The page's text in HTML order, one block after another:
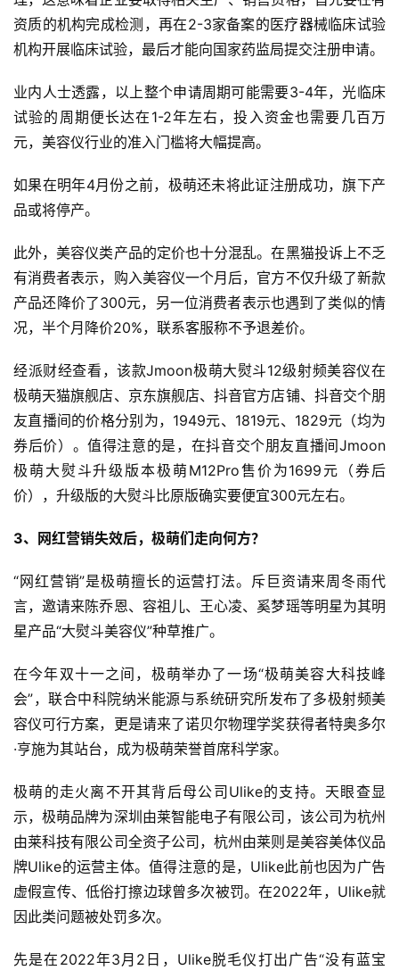
资质的机构完成检测，再在2-3家备案的医疗器械临床试验
机构开展临床试验，最后才能向国家药监局提交注册申请。
业内人士透露，以上整个申请周期可能需要3-4年，光临床
试验的周期便长达在1-2年左右，投入资金也需要几百万
元，美容仪行业的准入门槛将大幅提高。
如果在明年4月份之前，极萌还未将此证注册成功，旗下产
品或将停产。
此外，美容仪类产品的定价也十分混乱。在黑猫投诉上不乏
有消费者表示，购入美容仪一个月后，官方不仅升级了新款
产品还降价了300元，另一位消费者表示也遇到了类似的情
况，半个月降价20%，联系客服称不予退差价。
经派财经查看，该款Jmoon极萌大熨斗12级射频美容仪在
极萌天猫旗舰店、京东旗舰店、抖音官方店铺、抖音交个朋
友直播间的价格分别为，1949元、1819元、1829元（均为
券后价）。值得注意的是，在抖音交个朋友直播间Jmoon
极萌大熨斗升级版本极萌M12Pro售价为1699元（券后
价），升级版的大熨斗比原版确实要便宜300元左右。
3、网红营销失效后，极萌们走向何方？
“网红营销”是极萌擅长的运营打法。斥巨资请来周冬雨代
言，邀请来陈乔恩、容祖儿、王心凌、奚梦瑶等明星为其明
星产品“大熨斗美容仪”种草推广。
在今年双十一之间，极萌举办了一场“极萌美容大科技峰
会”，联合中科院纳米能源与系统研究所发布了多极射频美
容仪可行方案，更是请来了诺贝尔物理学奖获得者特奥多尔
·亨施为其站台，成为极萌荣誉首席科学家。
极萌的走火离不开其背后母公司Ulike的支持。天眼查显
示，极萌品牌为深圳由莱智能电子有限公司，该公司为杭州
由莱科技有限公司全资子公司，杭州由莱则是美容美体仪品
牌Ulike的运营主体。值得注意的是，Ulike此前也因为广告
虚假宣传、低俗打擦边球曾多次被罚。在2022年，Ulike就
因此类问题被处罚多次。
先是在2022年3月2日，Ulike脱毛仪打出广告“没有蓝宝